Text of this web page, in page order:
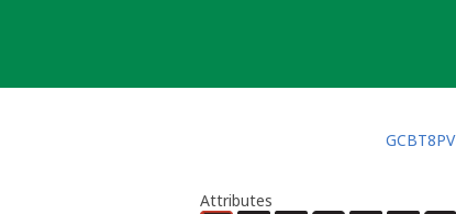
GCBT8PV
Attributes